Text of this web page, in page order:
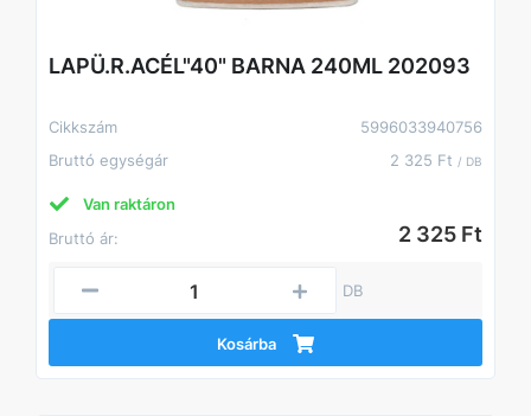
LAPÜ.R.ACÉL"40" BARNA 240ML 202093
Cikkszám
5996033940756
Bruttó egységár
2 325 Ft / DB
Van raktáron
Bruttó ár:
2 325 Ft
DB
Kosárba